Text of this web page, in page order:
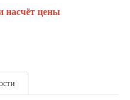
насчёт цены